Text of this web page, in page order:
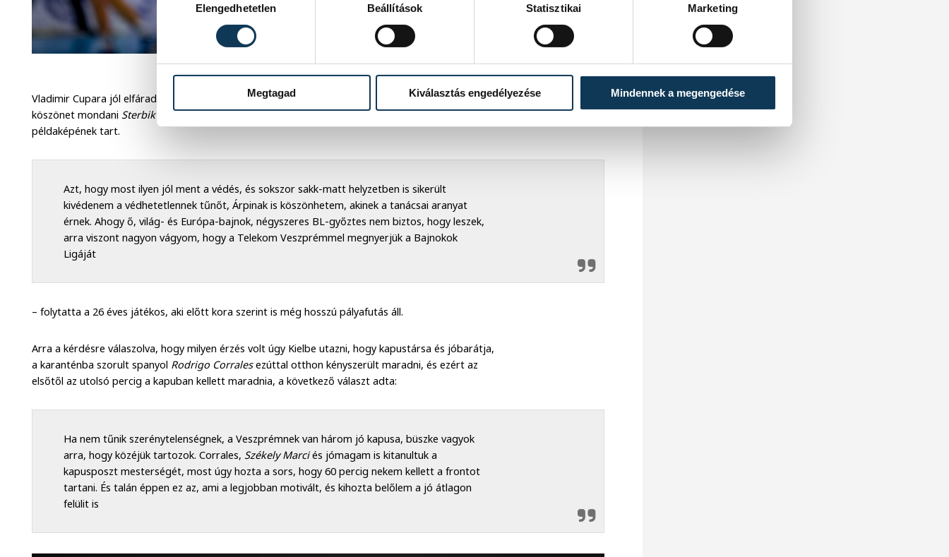
Elengedhetetlen
Beállítások Statisztikai Marketing
Megtagad Kiválasztás engedélyezése Mindennek a megengedése
Fotó: Sascha Klahn - THW Kiel
Vladimir Cupara jól elfáradva a repülőtérre tartó buszból nyilatkozva nem feledkezett meg
köszönet mondani Sterbik Árpádnak, a veszprémi szakmai stáb újonc tagjának, akit a
példaképének tart.
Azt, hogy most ilyen jól ment a védés, és sokszor sakk-matt helyzetben is sikerült
kivédenem a védhetetlennek tűnőt, Árpinak is köszönhetem, akinek a tanácsai aranyat
érnek. Ahogy ő, világ- és Európa-bajnok, négyszeres BL-győztes nem biztos, hogy leszek,
arra viszont nagyon vágyom, hogy a Telekom Veszprémmel megnyerjük a Bajnokok
Ligáját
– folytatta a 26 éves játékos, aki előtt kora szerint is még hosszú pályafutás áll.
Arra a kérdésre válaszolva, hogy milyen érzés volt úgy Kielbe utazni, hogy kapustársa és jóbarátja,
a karanténba szorult spanyol Rodrigo Corralesezúttal otthon kényszerült maradni, és ezért az
elsőtől az utolsó percig a kapuban kellett maradnia, a következő választ adta:
Ha nem tűnik szerénytelenségnek, a Veszprémnek van három jó kapusa, büszke vagyok
arra, hogy közéjük tartozok. Corrales, Székely Marciés jómagam is kitanultuk a
kapusposzt mesterségét, most úgy hozta a sors, hogy 60 percig nekem kellett a frontot
tartani. És talán éppen ez az, ami a legjobban motivált, és kihozta belőlem a jó átlagon
felülit is